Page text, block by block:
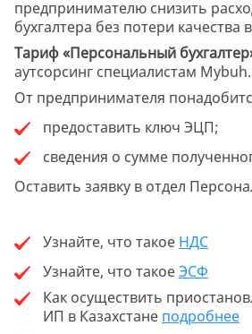
предпринимателю снизить
бухгалтера без потери качества
Тариф «Персональный
аутсорсинг специалистам
От предпринимателя
предоставить ключ ЭЦП;
сведения о сумме
Оставить заявку в отдел
Узнайте, что такое НДС
Узнайте, что такоеЭСФ
Как осуществить
ИП в Казахстане подробнее